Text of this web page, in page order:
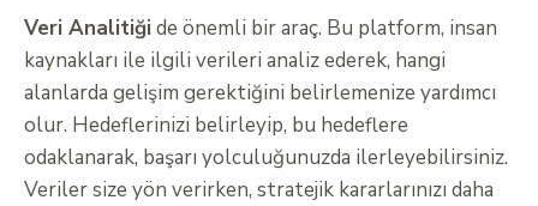
Veri Analitiğide önemli bir araç. Bu platform, insan
kaynakları ile ilgili verileri analiz ederek, hangi
alanlarda gelişim gerektiğini belirlemenize yardımcı
olur. Hedeflerinizi belirleyip, bu hedeflere
odaklanarak, başarı yolculuğunuzda ilerleyebilirsiniz.
Veriler size yön verirken, stratejik kararlarınızı daha